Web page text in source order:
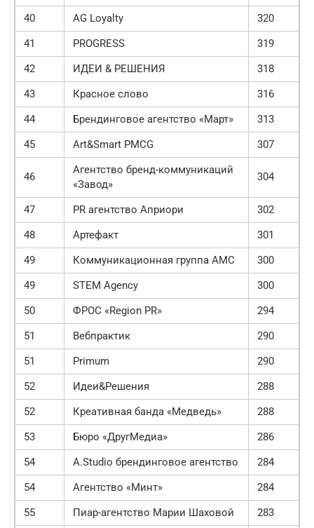
40
AG Loyalty
320
41
PROGRESS
319
42
ИДЕИ & РЕШЕНИЯ
318
43
Красное слово
316
44
Брендинговое агентство «Март»
313
45
Art&Smart PMCG 307
46
Агентство бренд-коммуникаций
«Завод»
304
47 PR агентство Априори
302
48
Артефакт
301
49
Коммуникационная группа АМС
300
49
STEM Agency
300
50
ФРОС «Region PR»
294
51
Вебпрактик
290
51
Primum
290
52
Идеи&Решения
288
52
Креативная банда «Медведь»
288
53
Бюро «ДругМедиа»
286
54
A.Studio брендинговое агентство
284
54
Агентство «Минт»
284
55
Пиар-агентство Марии Шаховой
283